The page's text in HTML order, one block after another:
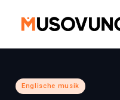
Posted
in
Englische musik